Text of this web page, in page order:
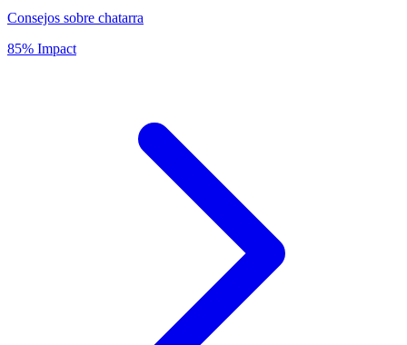
Consejos sobre chatarra
85% Impact